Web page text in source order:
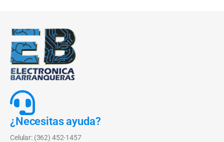
¿Necesitas ayuda?
Celular: (362) 452-1457